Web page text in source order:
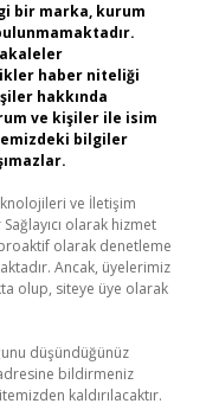
bir marka, kurum
haber niteliği
hakkında
ve kişiler ile isim
bilgiler
ve İletişim
olarak hizmet
olarak denetleme
Ancak, üyelerimiz
olup, siteye üye olarak
düşündüğünüz
bildirmeniz
kaldırılacaktır.